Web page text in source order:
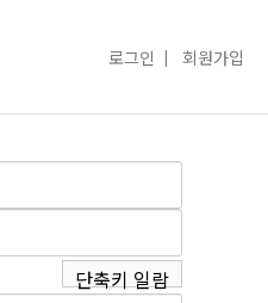
회원가입
로그인
단축키 일람